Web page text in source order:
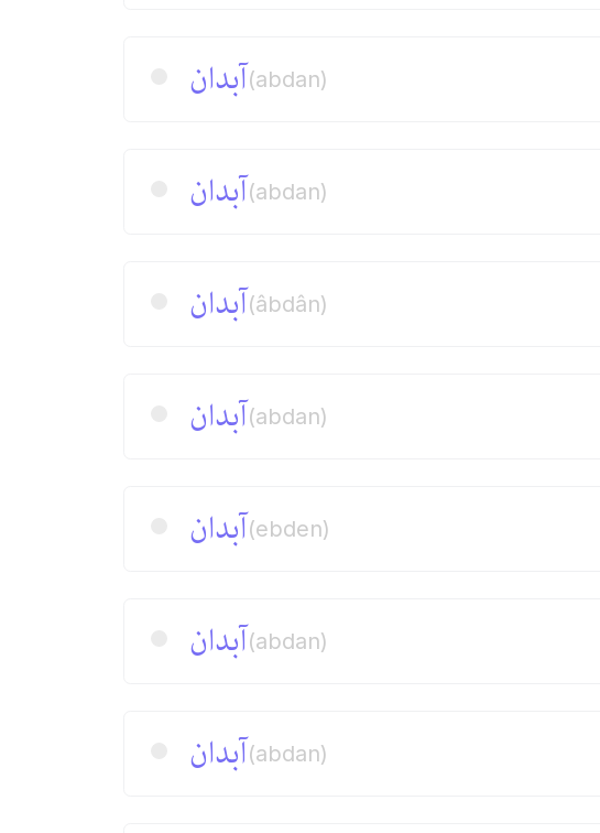
آبدان(abdan)
آبدان(abdan)
آبدان(âbdân)
آبدان(abdan)
آبدان(ebden)
آبدان(abdan)
آبدان(abdan)